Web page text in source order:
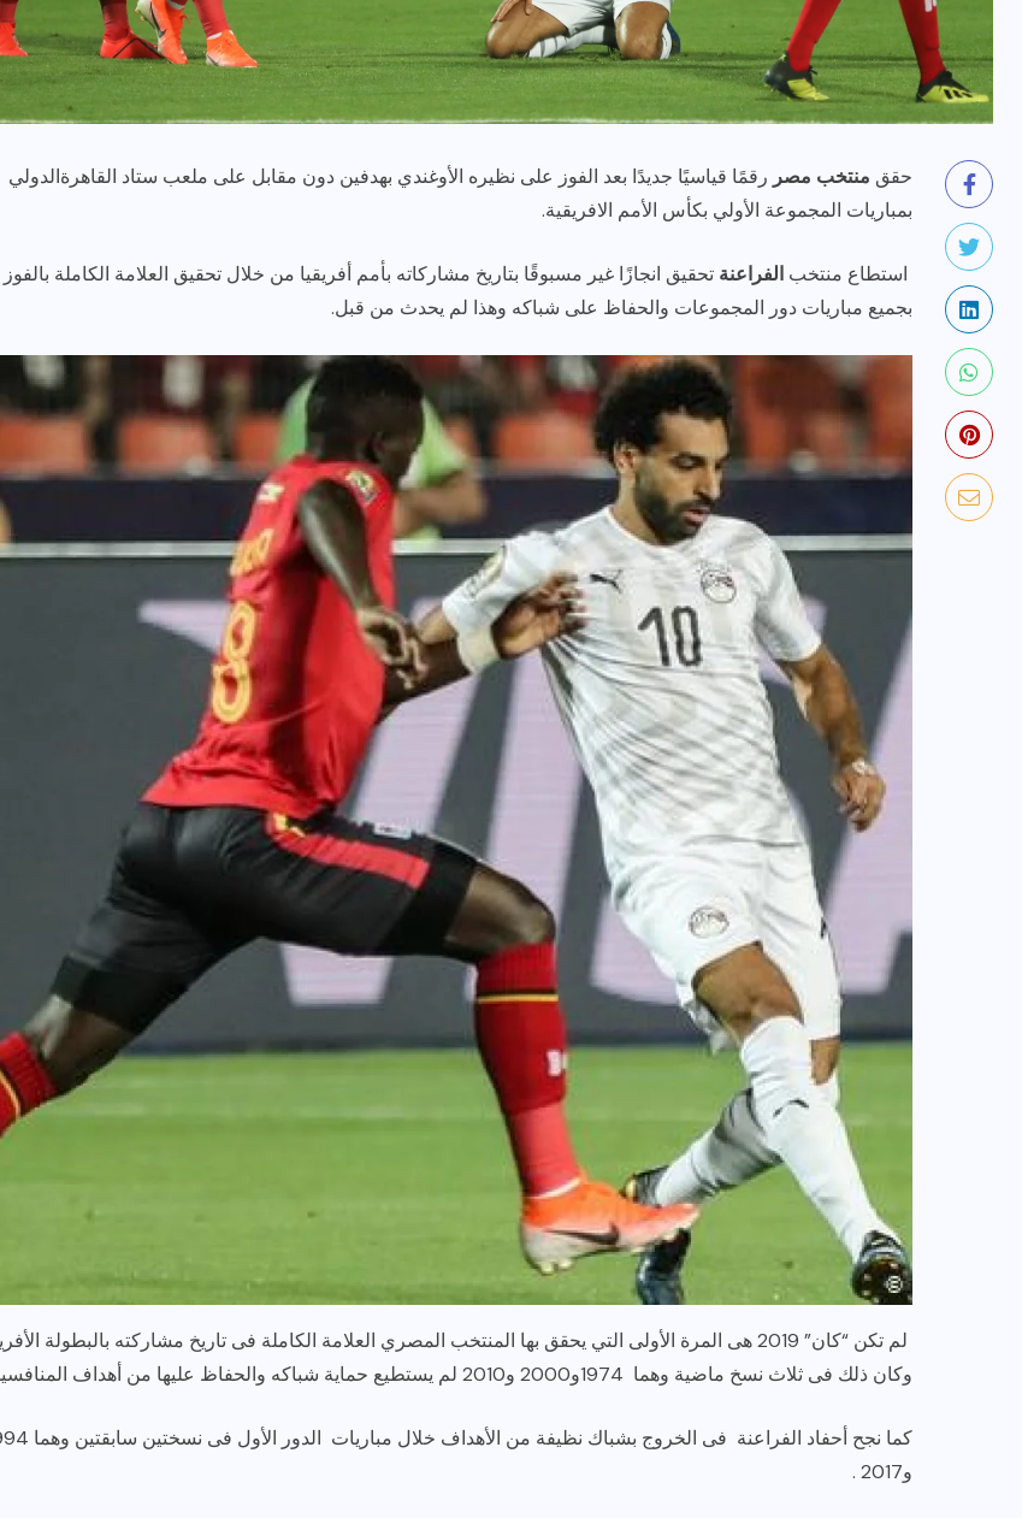
حقق منتخب مصر رقمًا قياسيًا جديدًا بعد الفوز على نظيره الأوغندي بهدفين دون مقابل على ملعب ستاد القاهرةالدولي
بمباريات المجموعة الأولي بكأس الأمم الافريقية.
استطاع منتخب الفراعنة تحقيق انجازًا غير مسبوقًا بتاريخ مشاركاته بأمم أفريقيا من خلال تحقيق العلامة الكاملة بالفوز
بجميع مباريات دور المجموعات والحفاظ على شباكه وهذا لم يحدث من قبل.
لم تكن “كان” 2019 هى المرة الأولى التي يحقق بها المنتخب المصري العلامة الكاملة فى تاريخ مشاركته بالبطولة
وكان ذلك فى ثلاث نسخ ماضية وهما 1974و2000 و2010 لم يستطيع حماية شباكه والحفاظ عليها من أهداف المنافسين.
كما نجح أحفاد الفراعنة فى الخروج بشباك نظيفة من الأهداف
و2017 .
أخبار عامة رياضة وفن
رصد كامل للقاء “سميره سعيد”
أخبار عامة رياضة وفن
رصد اهم تصاريحات
الفنانه”شيرين رضا” مع سمر
ديسمبر 23, 2017